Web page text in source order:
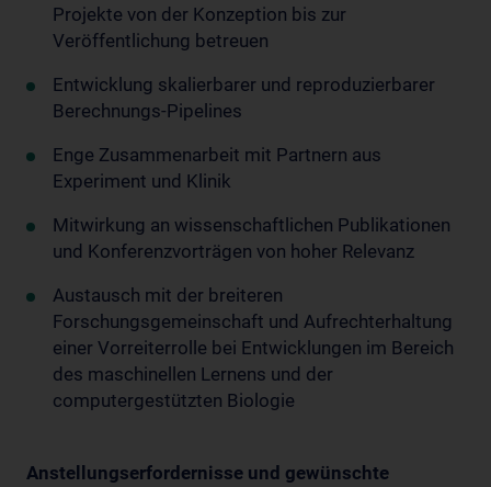
Projekte von der Konzeption bis zur
Veröffentlichung betreuen
Entwicklung skalierbarer und reproduzierbarer
Berechnungs-Pipelines
Enge Zusammenarbeit mit Partnern aus
Experiment und Klinik
Mitwirkung an wissenschaftlichen Publikationen
und Konferenzvorträgen von hoher Relevanz
Austausch mit der breiteren
Forschungsgemeinschaft und Aufrechterhaltung
einer Vorreiterrolle bei Entwicklungen im Bereich
des maschinellen Lernens und der
computergestützten Biologie
Anstellungserfordernisse und gewünschte